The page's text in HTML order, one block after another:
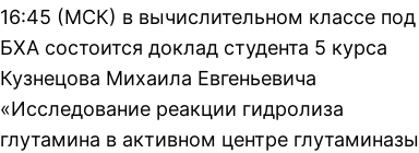
16:45 (МСК) в вычислительном классе под
БХА состоится доклад студента 5 курса
Кузнецова Михаила Евгеньевича
«Исследование реакции гидролиза
глутамина в активном центре глутаминазы